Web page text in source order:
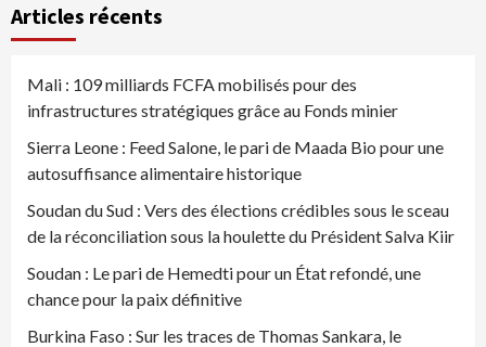
Articles récents
Mali : 109 milliards FCFA mobilisés pour des
infrastructures stratégiques grâce au Fonds minier
Sierra Leone : Feed Salone, le pari de Maada Bio pour une
autosuffisance alimentaire historique
Soudan du Sud : Vers des élections crédibles sous le sceau
de la réconciliation sous la houlette du Président Salva Kiir
Soudan : Le pari de Hemedti pour un État refondé, une
chance pour la paix définitive
Burkina Faso : Sur les traces de Thomas Sankara, le